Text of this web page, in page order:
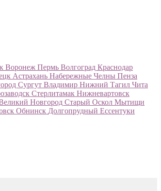
Воронеж Пермь Волгоград Краснодар
Астрахань Набережные Челны Пенза
Сургут Владимир Нижний Тагил Чита
Стерлитамак Нижневартовск
Новгород Старый Оскол Мытищи
Обнинск Долгопрудный Ессентуки